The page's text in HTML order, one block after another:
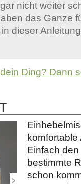
nicht weiter
das Ganze
dieser
Ding? Dann
Einfach
bestimmte
schon